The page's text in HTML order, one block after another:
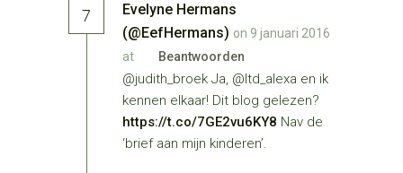
7
Evelyne Hermans
(@EefHermans) on 9 januari 2016
at
Beantwoorden
@judith_broek Ja, @ltd_alexa en ik
kennen elkaar! Dit blog gelezen?
https://t.co/7GE2vu6KY8 Nav de
‘brief aan mijn kinderen’.